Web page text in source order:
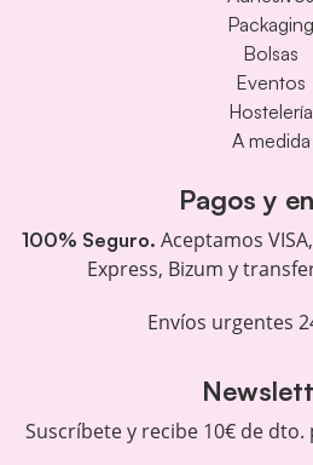
Packaging
Bolsas
Eventos
Hostelería
A medida
Pagos y
100% Seguro. Aceptamos
Express, Bizum y
Envíos urgentes
Suscríbete y recibe 10€ de